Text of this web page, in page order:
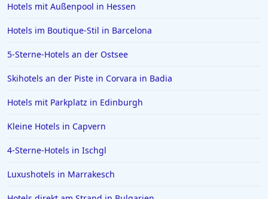
Hotels mit Außenpool in Hessen
Hotels im Boutique-Stil in Barcelona
5-Sterne-Hotels an der Ostsee
Skihotels an der Piste in Corvara in Badia
Hotels mit Parkplatz in Edinburgh
Kleine Hotels in Capvern
4-Sterne-Hotels in Ischgl
Luxushotels in Marrakesch